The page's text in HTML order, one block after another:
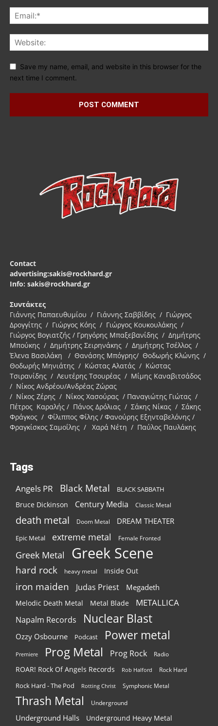
Save my name, email, and website in this browser for the
next time I comment.
Contact
advertising:sakis@rockhard.gr
Info: sakis@rockhard.gr
Συντάκτες
Γιάννης Παπαευθυμίου / Γιάννης Σαββίδης / Γιώργος
Δρογγίτης / Γιώργος Κόης / Γιώργος Κουκουλάκης /
Γιώργος Βογιατζής / Γρηγόρης Μπαξεβανίδης / Δημήτρης
Μπούκης / Δημήτρης Σειρηνάκης / Δημήτρης Τσέλλος /
Έλενα Βασιλάκη / Θανάσης Μπόγρης/ Θοδωρής Κλώνης /
Θοδωρής Μηνιάτης / Κώστας Αλατάς / Κώστας
Τσιρανίδης / Λευτέρης Τσουρέας / Μίμης Καναβιτσάδος
/ Νίκος Ανδρέου/Ανδρέας Ζώρας
/ Νίκος Ζέρης / Νίκος Χασούρας / Παναγιώτης Γιώτας /
Πέτρος Καραλής / Πάνος Δρόλιας / Σάκης Νίκας / Σάκης
Φράγκος / Φίλιππος Φίλης / Φανούρης Εξηνταβελόνης /
Φραγκίσκος Σαμοΐλης / Χαρά Νέτη / Παύλος Παυλάκης
Tags
Angels PR Black Metal BLACK SABBATH
Bruce Dickinson Century Media Classic Metal
death metal Doom Metal DREAM THEATER
Epic Metal extreme metal Female Fronted
Greek Metal Greek Scene
hard rock heavy metal Inside Out
iron maiden Judas Priest Megadeth
Melodic Death Metal Metal Blade METALLICA
Napalm Records Nuclear Blast
Ozzy Osbourne Podcast Power metal
Premiere Prog Metal Prog Rock Radio
ROAR! Rock Of Angels Records Rob Halford Rock Hard
Rock Hard - The Pod Rotting Christ Symphonic Metal
Thrash Metal Underground
Underground Halls Underground Heavy Metal